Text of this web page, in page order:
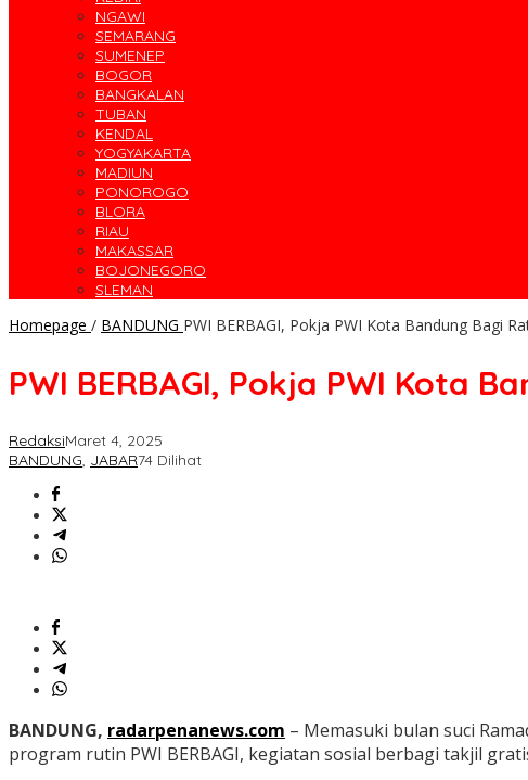
NGAWI
SEMARANG
SUMENEP
BOGOR
BANGKALAN
TUBAN
KENDAL
YOGYAKARTA
MADIUN
PONOROGO
BLORA
RIAU
MAKASSAR
BOJONEGORO
SLEMAN
Homepage / BANDUNG PWI BERBAGI, Pokja PWI Kota Bandung Bagi
PWI BERBAGI, Pokja PWI Kota
RedaksiMaret 4, 2025
BANDUNG, JABAR74 Dilihat
BANDUNG, radarpenanews.com – Memasuki bulan suci
program rutin PWI BERBAGI, kegiatan sosial berbagi takjil